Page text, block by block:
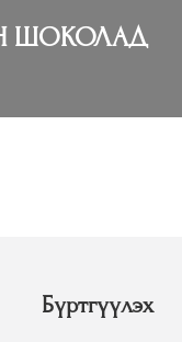
ШОКОЛАД
Бүртгүүлэх